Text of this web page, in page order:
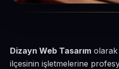
Dizayn Web Tasarım olarak
ilçesinin işletmelerine